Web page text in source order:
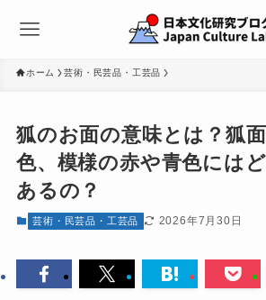
ホーム 芸術・民芸品・工芸品
狐のお面の意味とは？狐
色、模様の赤や青色には
あるの？
芸術・民芸品・工芸品 2026年7月30日